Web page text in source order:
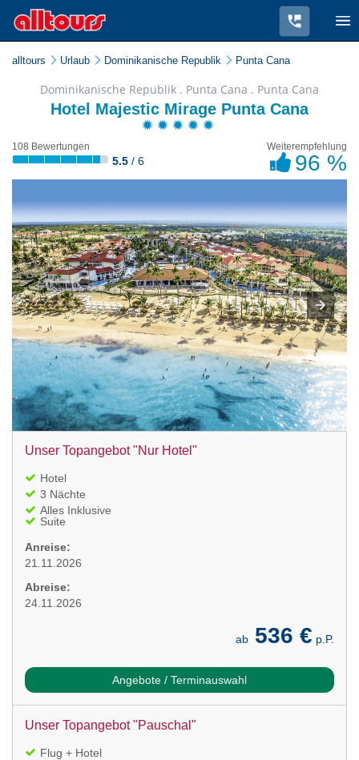
alltours Urlaub Dominikanische Republik Punta Cana
Dominikanische Republik . Punta Cana . Punta Cana
Hotel Majestic Mirage Punta Cana
108 Bewertungen
5.5 / 6
Weiterempfehlung
96 %
Unser Topangebot "Nur Hotel"
Hotel
3 Nächte
Alles Inklusive
Suite
Anreise:
21.11.2026
Abreise:
24.11.2026
ab 536 € p.P.
Angebote / Terminauswahl
Unser Topangebot "Pauschal"
Flug + Hotel